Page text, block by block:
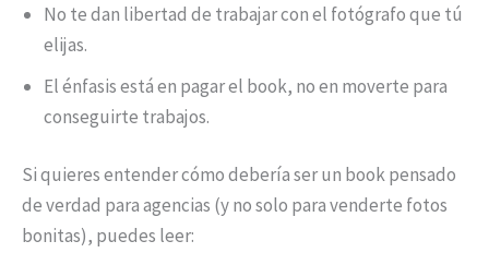
No te dan libertad de trabajar con el fotógrafo que tú
elijas.
El énfasis está en pagar el book, no en moverte para
conseguirte trabajos.
Si quieres entender cómo debería ser un book pensado
de verdad para agencias (y no solo para venderte fotos
bonitas), puedes leer: